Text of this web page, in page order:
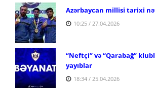
Azərbaycan millisi tarixi
10:25 / 27.04.2026
“Neftçi” və “Qarabağ”
yayıblar
18:34 / 25.04.2026